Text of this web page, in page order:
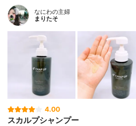
なにわの主婦
まりたそ
4.00
スカルプシャンプー